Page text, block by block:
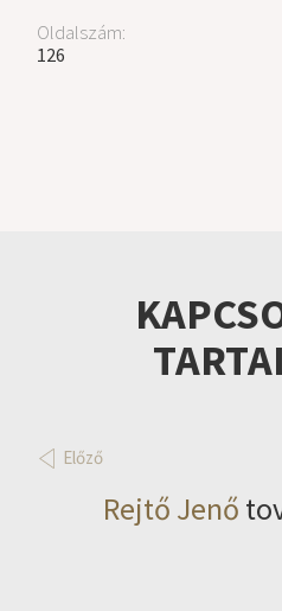
Oldalszám:
126
Előző
Rejtő Jenő